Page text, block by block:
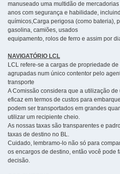
manuseado uma multidão de
anos com segurança e habilidade,
químicos,Carga perigosa (como bateria),
gasolina, camiões, usados
equipamento, rolos de ferro e assim por
NAVIGATÓRIO LCL
LCL refere-se a cargas de propriedade
agrupadas num único contentor pelo
transporte
A Comissão considera que a utilização
eficaz em termos de custos para
podem ser transportados em grandes
utilizar um recipiente cheio.
As nossas taxas são transparentes e
taxas de destino no BL.
Cuidado, lembramo-lo não só para
os encargos de destino, então você pode
decisão.